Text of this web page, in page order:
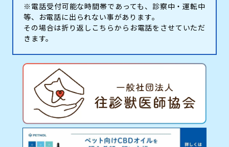
※電話受付可能な時間帯であっても、診察中・運転中
等、お電話に出られない事があります。
その場合は折り返しこちらからお電話をさせていただ
きます。